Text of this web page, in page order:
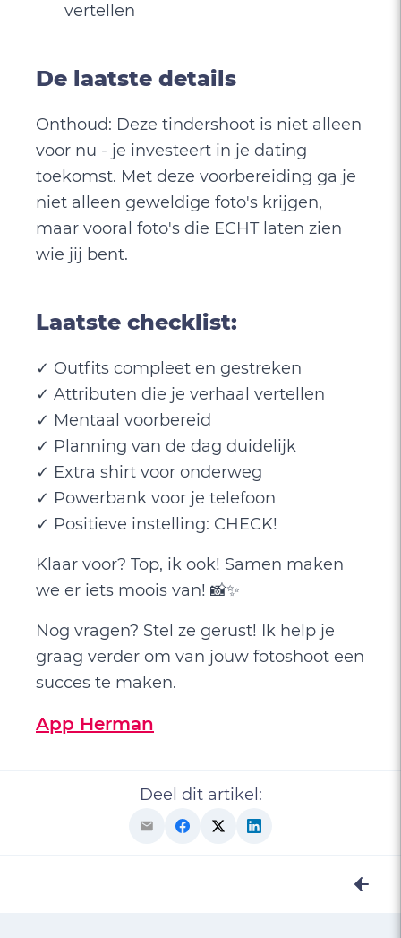
vertellen
De laatste details
Onthoud: Deze tindershoot is niet alleen
voor nu - je investeert in je dating
toekomst. Met deze voorbereiding ga je
niet alleen geweldige foto's krijgen,
maar vooral foto's die ECHT laten zien
wie jij bent.
Laatste checklist:
✓ Outfits compleet en gestreken
✓ Attributen die je verhaal vertellen
✓ Mentaal voorbereid
✓ Planning van de dag duidelijk
✓ Extra shirt voor onderweg
✓ Powerbank voor je telefoon
✓ Positieve instelling: CHECK!
Klaar voor? Top, ik ook! Samen maken
we er iets moois van! 📸✨
Nog vragen? Stel ze gerust! Ik help je
graag verder om van jouw fotoshoot een
succes te maken.
App Herman
Deel dit artikel: